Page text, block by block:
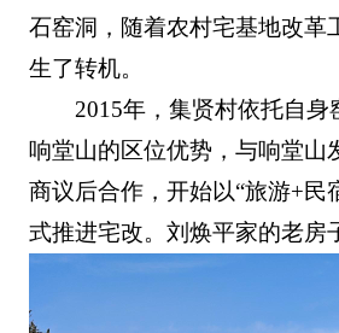
石窑洞，随着农村宅基地改革
生了转机。
2015年，集贤村依托自身
响堂山的区位优势，与响堂山
商议后合作，开始以“旅游+民
式推进宅改。刘焕平家的老房